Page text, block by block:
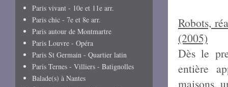
Robots,
(2005)
Dès le
entière
maisons,
Paris vivant - 10e et 11e arr.
Paris chic - 7e et 8e arr.
Paris autour de Montmartre
Paris Louvre - Opéra
Paris St Germain - Quartier latin
Paris Ternes - Villiers - Batignolles
Balade(s) à Nantes